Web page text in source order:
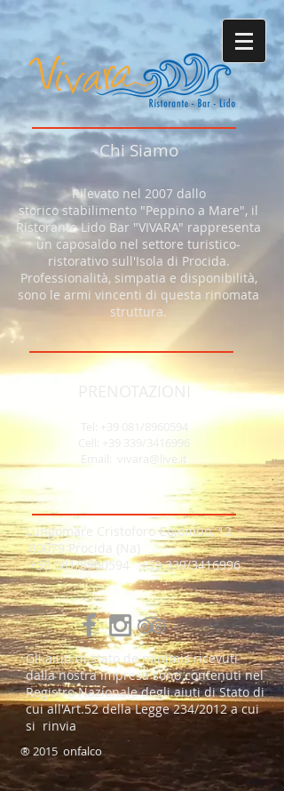
Chi Siamo
Rilevato nel 2007 dallo
storico stabilimento "Peppino a Mare", il
Ristorante Lido Bar "VIVARA" rappresenta
un caposaldo nel settore turistico-
ristorativo sull'Isola di Procida.
Professionalità, simpatia e disponibilità,
sono le armi vincenti di questa rinomata
struttura.
Lungomare Cristoforo Colombo, 12
80079 Procida (Na)
+39 081/8960594 +39 339/3416996
Gli aiuti di stato de minimis ricevuti
dalla nostra impresa sono contenuti nel
Registro Nazionale degli aiuti di Stato di
cui all'Art.52 della Legge 234/2012 a cui
si rinvia
® 2015 onfalco